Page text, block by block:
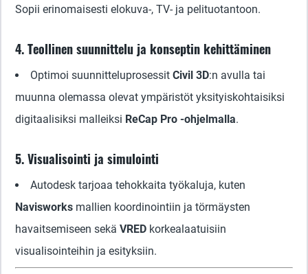
Sopii erinomaisesti elokuva-, TV- ja pelituotantoon.
4. Teollinen suunnittelu ja konseptin kehittäminen
Optimoi suunnitteluprosessit Civil 3D:n avulla tai
muunna olemassa olevat ympäristöt yksityiskohtaisiksi
digitaalisiksi malleiksi ReCap Pro -ohjelmalla.
5. Visualisointi ja simulointi
Autodesk tarjoaa tehokkaita työkaluja, kuten
Navisworks mallien koordinointiin ja törmäysten
havaitsemiseen sekä VRED korkealaatuisiin
visualisointeihin ja esityksiin.